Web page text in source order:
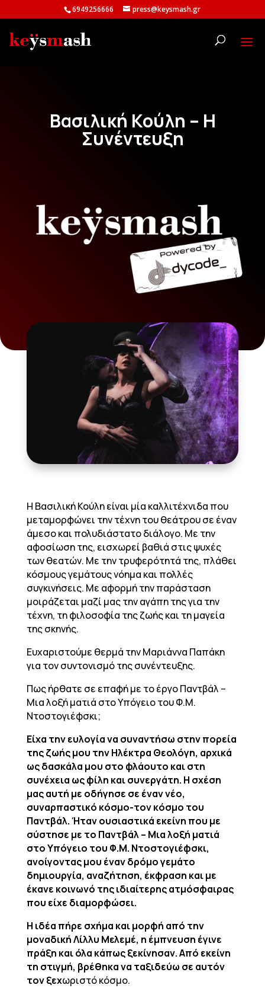
6949256666 press@keysmash.gr
Βασιλική Κούλη – Η
Συνέντευξη
Η Βασιλική Κούλη είναι μία καλλιτέχνιδα που
μεταμορφώνει την τέχνη του θεάτρου σε έναν
άμεσο και πολυδιάστατο διάλογο. Με την
αφοσίωση της, εισχωρεί βαθιά στις ψυχές
των θεατών. Με την τρυφερότητά της, πλάθει
κόσμους γεμάτους νόημα και πολλές
συγκινήσεις. Με αφορμή την παράσταση
μοιράζεται μαζί μας την αγάπη της για την
τέχνη, τη φιλοσοφία της ζωής και τη μαγεία
της σκηνής.
Ευχαριστούμε θερμά την Μαριάννα Παπάκη
για τον συντονισμό της συνέντευξης.
Πως ήρθατε σε επαφή με το έργο Παντβάλ –
Μια λοξή ματιά στο Υπόγειο του Φ.Μ.
Ντοστογιέφσκι;
Είχα την ευλογία να συναντήσω στην πορεία
της ζωής μου την Ηλέκτρα Θεολόγη, αρχικά
ως δασκάλα μου στο φλάουτο και στη
συνέχεια ως φίλη και συνεργάτη. Η σχέση
μας αυτή με οδήγησε σε έναν νέο,
συναρπαστικό κόσμο-τον κόσμο του
Παντβάλ. Ήταν ουσιαστικά εκείνη που με
σύστησε με το Παντβάλ – Μια λοξή ματιά
στο Υπόγειο του Φ.Μ. Ντοστογιέφσκι,
ανοίγοντας μου έναν δρόμο γεμάτο
δημιουργία, αναζήτηση, έκφραση και με
έκανε κοινωνό της ιδιαίτερης ατμόσφαιρας
που είχε διαμορφώσει.
Η ιδέα πήρε σχήμα και μορφή από την
μοναδική Λίλλυ Μελεμέ, η έμπνευση έγινε
πράξη και όλα κάπως ξεκίνησαν. Από εκείνη
τη στιγμή, βρέθηκα να ταξιδεύω σε αυτόν
τον ξεχωριστό κόσμο.